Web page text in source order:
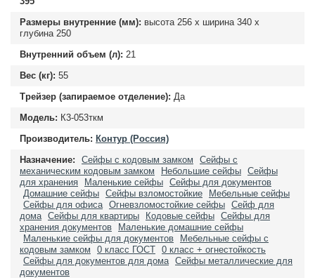
Размеры внутренние (мм): высота 256 х ширина 340 х
глубина 250
Внутренний объем (л): 21
Вес (кг): 55
Трейзер (запираемое отделение): Да
Модель: К3-053ткм
Производитель: Контур (Россия)
Назначение:
Сейфы с кодовым замком
Сейфы с
механическим кодовым замком
Небольшие сейфы Сейфы
для хранения
Маленькие сейфы Сейфы для документов
Домашние сейфы Сейфы взломостойкие
Мебельные сейфы
Сейфы для офиса Огневзломостойкие сейфы Сейф для
дома Сейфы для квартиры Кодовые сейфы Сейфы для
хранения документов
Маленькие домашние сейфы
Маленькие сейфы для документов
Мебельные сейфы с
кодовым замком
0 класс ГОСТ 0 класс + огнестойкость
Сейфы для документов для дома Сейфы металлические для
документов